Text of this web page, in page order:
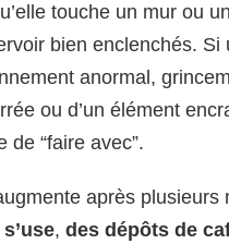
touche un mur ou
bien enclenchés.
anormal,
ou d’un élément
de “faire avec”.
après plusieurs
, des dépôts de